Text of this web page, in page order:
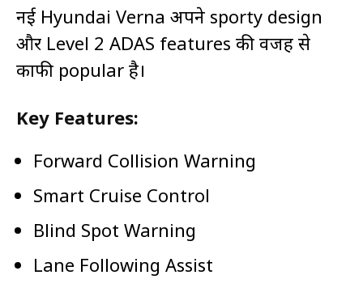
नई Hyundai Verna अपने sporty design
और Level 2 ADAS features की वजह से
काफी popular है।
Key Features:
Forward Collision Warning
Smart Cruise Control
Blind Spot Warning
Lane Following Assist